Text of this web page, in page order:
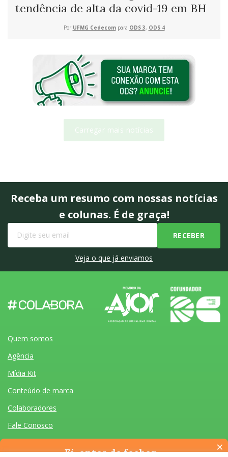
tendência de alta da covid-19 em BH
Por UFMG Cedecompara ODS 3, ODS 4
Carregar mais notícias
Receba um resumo com nossas notícias
e colunas. É de graça!
Veja o que já enviamos
Quem somos
Agência
Mídia Kit
Conteúdo de marca
Colaboradores
Fale Conosco
×
Ei, antes de fechar…